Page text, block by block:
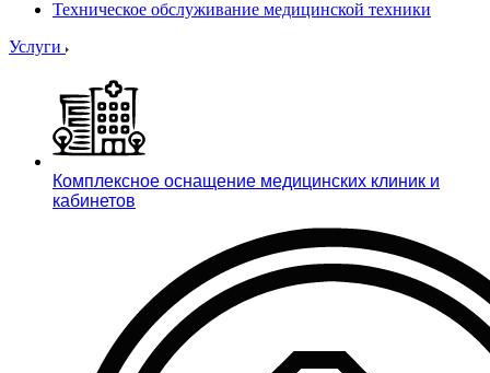
Техническое обслуживание медицинской техники
Услуги
Комплексное оснащение медицинских клиник и
кабинетов